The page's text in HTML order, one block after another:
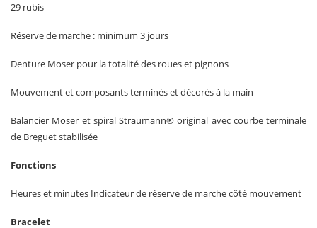
29 rubis
Réserve de marche : minimum 3 jours
Denture Moser pour la totalité des roues et pignons
Mouvement et composants terminés et décorés à la main
Balancier Moser et spiral Straumann® original avec courbe terminale
de Breguet stabilisée
Fonctions
Heures et minutes Indicateur de réserve de marche côté mouvement
Bracelet